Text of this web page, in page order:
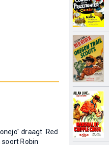
draagt. Red
Robin